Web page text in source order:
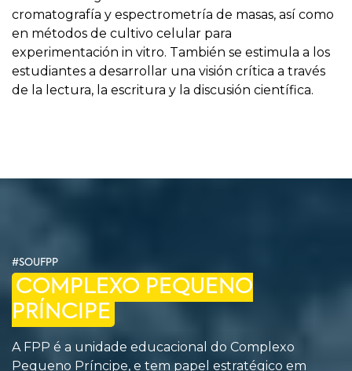
cromatografía y espectrometría de masas, así como
en métodos de cultivo celular para
experimentación in vitro. También se estimula a los
estudiantes a desarrollar una visión crítica a través
de la lectura, la escritura y la discusión científica.
#SOUFPP
COMPLEXO PEQUENO
PRÍNCIPE
A FPP é a unidade educacional do Complexo
Pequeno Príncipe, e tem papel estratégico em